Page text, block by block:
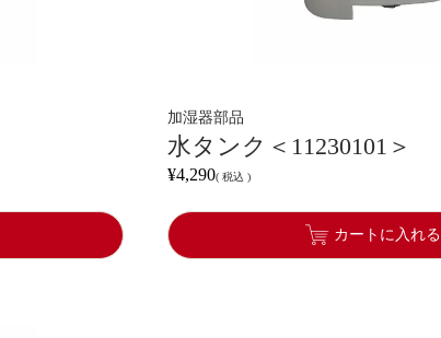
加湿器部品
水タンク＜11230101＞
¥4,290 税込
カートに入れる